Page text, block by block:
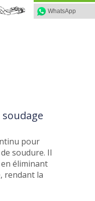
pour
soudure. Il
éliminant
rendant la
WhatsApp